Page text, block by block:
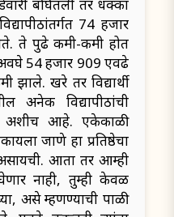
बघितली तर धक्का
74 हजार
ते पुढे कमी-कमी होत
54 हजार 909 एवढे
झाले. खरे तर विद्यार्थी
अनेक विद्यापीठांची
अशीच आहे. एकेकाळी
जाणे हा प्रतिष्ठेचा
असायची. आता तर आम्ही
नाही, तुम्ही केवळ
असे म्हणण्याची पाळी